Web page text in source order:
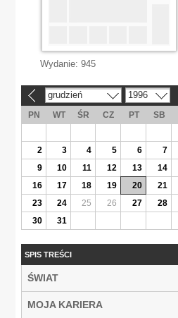
Wydanie: 945
grudzień 1996
PN WT ŚR CZ PT SB
2
3 4 5 6 7
9
10 11 12 13 14
16
17 18 19 20 21
23
24 25 26 27 28
30
31
SPIS TREŚCI
ŚWIAT
MOJA KARIERA